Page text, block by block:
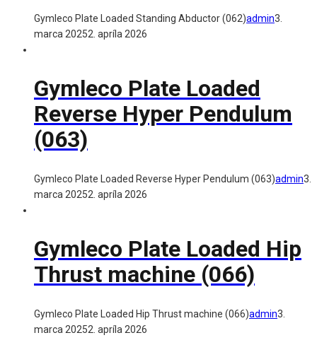
Gymleco Plate Loaded Standing Abductor (062)admin3.
marca 20252. apríla 2026
Gymleco Plate Loaded
Reverse Hyper Pendulum
(063)
Gymleco Plate Loaded Reverse Hyper Pendulum (063)admin3.
marca 20252. apríla 2026
Gymleco Plate Loaded Hip
Thrust machine (066)
Gymleco Plate Loaded Hip Thrust machine (066)admin3.
marca 20252. apríla 2026